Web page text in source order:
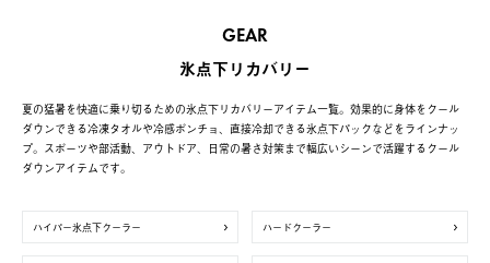
GEAR
氷点下リカバリー
夏の猛暑を快適に乗り切るための氷点下リカバリーアイテム一覧。効果的に身体をクール
ダウンできる冷凍タオルや冷感ポンチョ、直接冷却できる氷点下パックなどをラインナッ
プ。スポーツや部活動、アウトドア、日常の暑さ対策まで幅広いシーンで活躍するクール
ダウンアイテムです。
ハイパー氷点下クーラー ハードクーラー